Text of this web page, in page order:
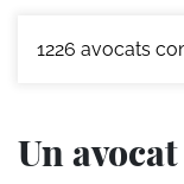
1226 avocats
Un